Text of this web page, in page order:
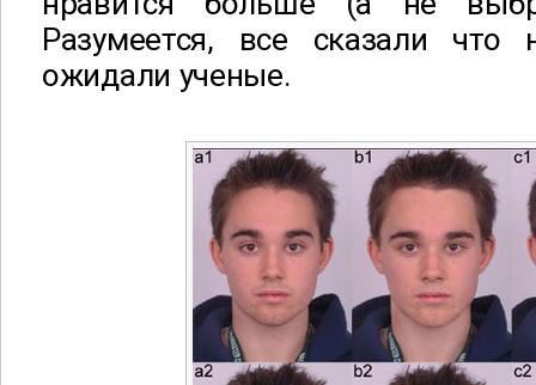
Разумеется, все сказали
ожидали ученые.